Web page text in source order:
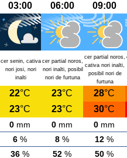
03:00 06:00 09:00
cer senin, cativa
nori josi, nori
inalti
cer partial noros,
nori inalti, posibil
nori de furtuna
cer partial noros,
cativa nori inalti,
posibil nori de
furtuna
22°C 23°C 28°C
23°C 23°C 30°C
0 mm 0 mm 0 mm
6 % 8 % 12 %
36 % 52 % 50 %